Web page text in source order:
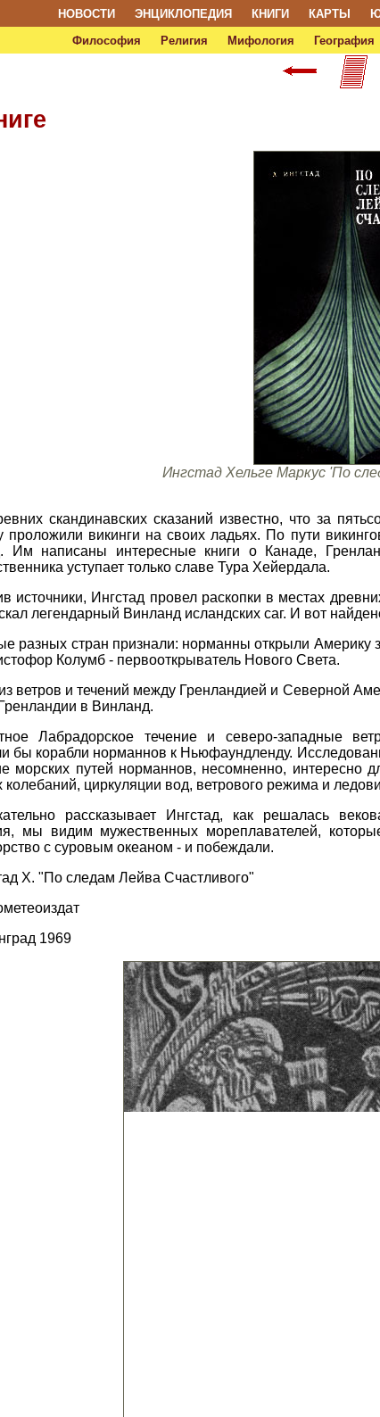
НОВОСТИ ЭНЦИКЛОПЕДИЯ КНИГИ КАРТЫ
Философия
Религия Мифология География
Ингстад Хельге Маркус 'По
скандинавских сказаний известно, что за
проложили викинги на своих ладьях. По пути
Им написаны интересные книги о Канаде,
уступает только славе Тура Хейердала.
источники, Ингстад провел раскопки в местах
легендарный Винланд исландских саг. И вот
разных стран признали: норманны открыли Америку
Колумб - первооткрыватель Нового Света.
ветров и течений между Гренландией и Северной
в Винланд.
Лабрадорское течение и северо-западные
бы корабли норманнов к Ньюфаундленду.
морских путей норманнов, несомненно, интересно
колебаний, циркуляции вод, ветрового режима и
рассказывает Ингстад, как решалась
мы видим мужественных мореплавателей,
с суровым океаном - и побеждали.
X. "По следам Лейва Счастливого"
1969